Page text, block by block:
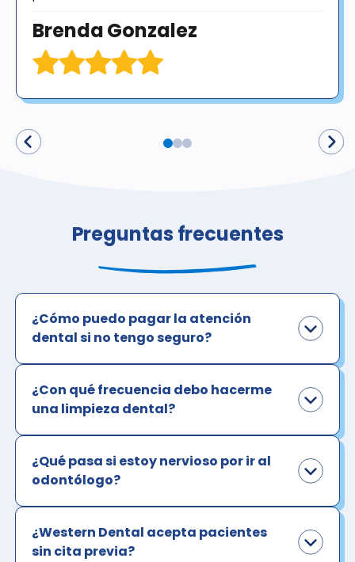
Brenda Gonzalez
Preguntas frecuentes
¿Cómo puedo pagar la atención
dental si no tengo seguro?
¿Con qué frecuencia debo hacerme
una limpieza dental?
¿Qué pasa si estoy nervioso por ir al
odontólogo?
¿Western Dental acepta pacientes
sin cita previa?